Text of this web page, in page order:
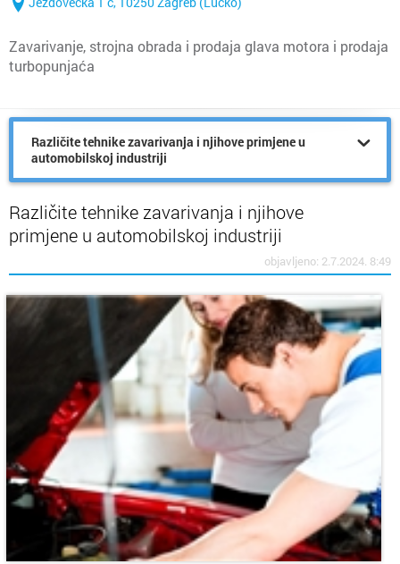
Zavarivanje, strojna obrada i prodaja glava motora i prodaja
turbopunjaća
Različite tehnike zavarivanja i njihove primjene u
automobilskoj industriji
Različite tehnike zavarivanja i njihove
primjene u automobilskoj industriji
objavljeno: 2.7.2024. 8:49